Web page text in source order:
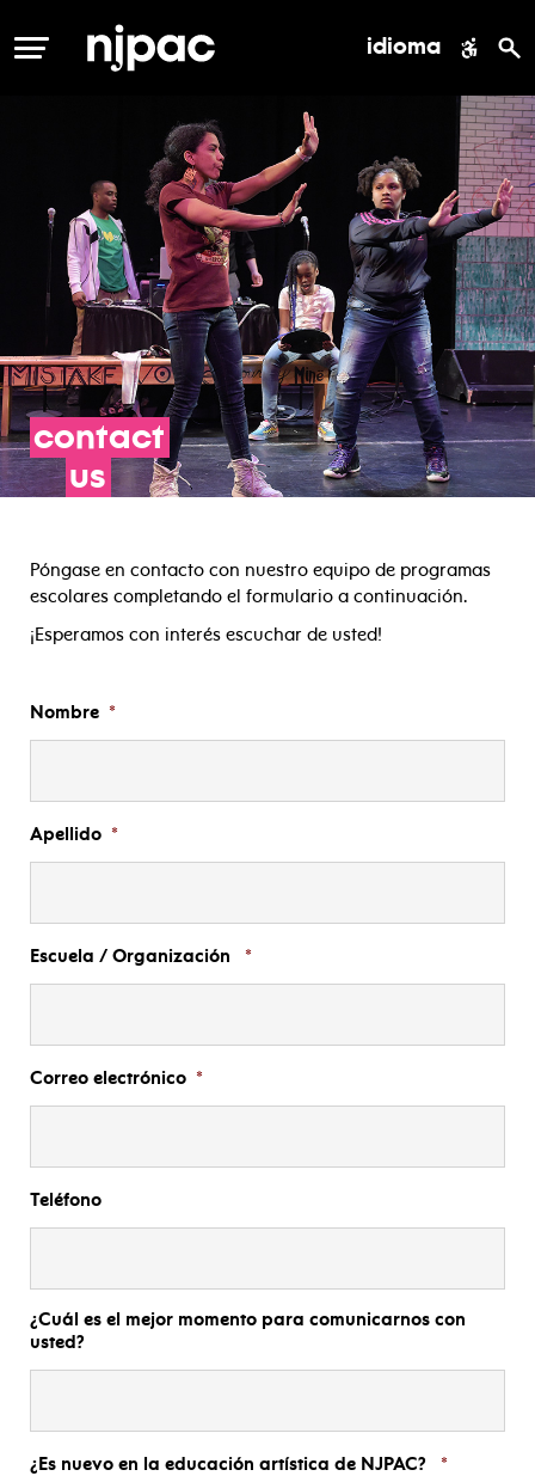
MENÚ idioma
contact
us
Póngase en contacto con nuestro equipo de programas
escolares completando el formulario a continuación.
¡Esperamos con interés escuchar de usted!
Nombre *
Apellido *
Escuela / Organización *
Correo electrónico *
Teléfono
¿Cuál es el mejor momento para comunicarnos con
usted?
¿Es nuevo en la educación artística de NJPAC? *